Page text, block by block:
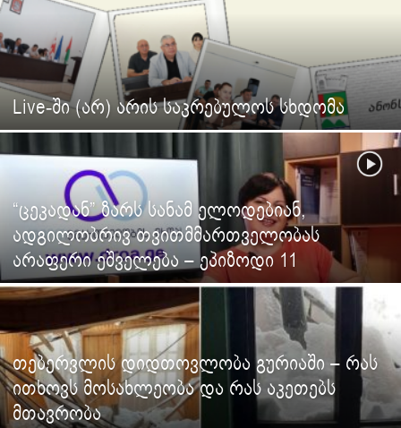
Live-ში (არ) არის საკრებულოს სხდომა
“ცეკადან” ზარს სანამ ელოდებიან,
ადგილობრივ თვითმმართველობას
არაფერი ეშველება – ეპიზოდი 11
თებერვლის დიდთოვლობა გურიაში – რას
ითხოვს მოსახლეობა და რას აკეთებს
მთავრობა